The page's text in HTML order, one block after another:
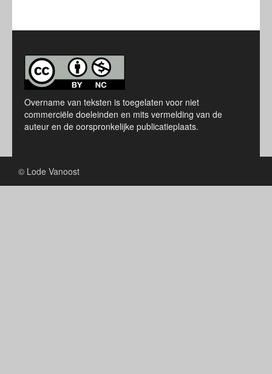
Overname van teksten is toegelaten voor niet
commerciële doeleinden en mits vermelding van de
auteur en de oorspronkelijke publicatieplaats.
© Lode Vanoost